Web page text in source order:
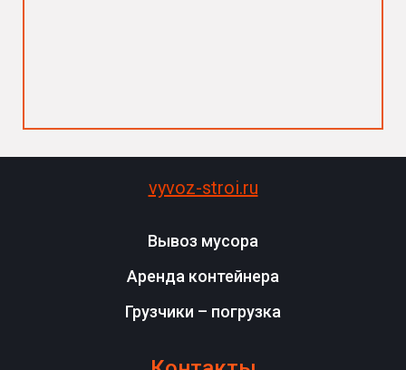
vyvoz-stroi.ru
Вывоз мусора
Аренда контейнера
Грузчики – погрузка